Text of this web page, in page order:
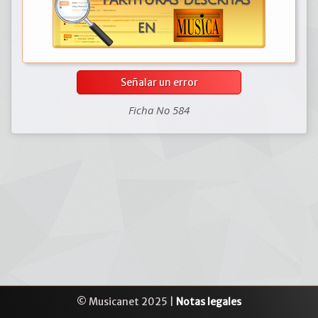
Señalar un error
Ficha No 584
© Musicanet 2025 | Notas legales